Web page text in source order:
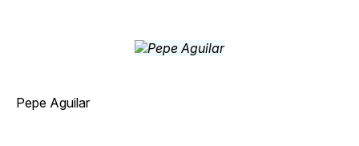
Pepe Aguilar